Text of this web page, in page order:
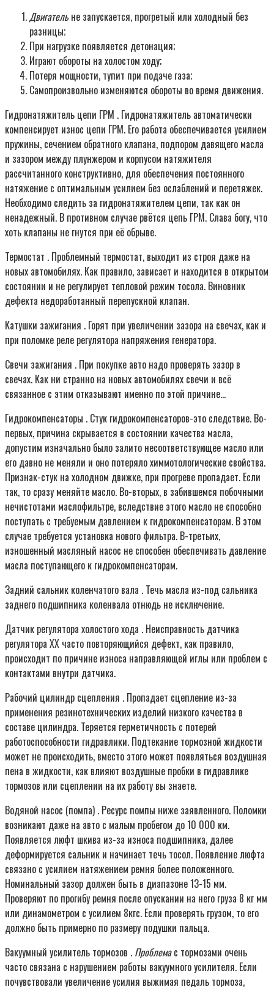
Двигательне запускается, прогретый или холодный без
разницы;
При нагрузке появляется детонация;
Играют обороты на холостом ходу;
Потеря мощности, тупит при подаче газа;
Самопроизвольно изменяются обороты во время движения.
Гидронатяжитель цепи ГРМ . Гидронатяжитель автоматически
компенсирует износ цепи ГРМ. Его работа обеспечивается усилием
пружины, сечением обратного клапана, подпором давящего масла
и зазором между плунжером и корпусом натяжителя
рассчитанного конструктивно, для обеспечения постоянного
натяжение с оптимальным усилием без ослаблений и перетяжек.
Необходимо следить за гидронатяжителем цепи, так как он
ненадежный. В противном случае рвётся цепь ГРМ. Слава богу, что
хоть клапаны не гнутся при её обрыве.
Термостат . Проблемный термостат, выходит из строя даже на
новых автомобилях. Как правило, зависает и находится в открытом
состоянии и не регулирует тепловой режим тосола. Виновник
дефекта недоработанный перепускной клапан.
Катушки зажигания . Горят при увеличении зазора на свечах, как и
при поломке реле регулятора напряжения генератора.
Свечи зажигания . При покупке авто надо проверять зазор в
свечах. Как ни странно на новых автомобилях свечи и всё
связанное с этим отказывают именно по этой причине…
Гидрокомпенсаторы . Стук гидрокомпенсаторов-это следствие. Во-
первых, причина скрывается в состоянии качества масла,
допустим изначально было залито несоответствующее масло или
его давно не меняли и оно потеряло химмотологические свойства.
Признак-стук на холодном движке, при прогреве пропадает. Если
так, то сразу меняйте масло. Во-вторых, в забившемся побочными
нечистотами маслофильтре, вследствие этого масло не способно
поступать с требуемым давлением к гидрокомпенсаторам. В этом
случае требуется установка нового фильтра. В-третьих,
изношенный масляный насос не способен обеспечивать давление
масла поступающего к гидрокомпенсаторам.
Задний сальник коленчатого вала . Течь масла из-под сальника
заднего подшипника коленвала отнюдь не исключение.
Датчик регулятора холостого хода . Неисправность датчика
регулятора ХХ часто повторяющийся дефект, как правило,
происходит по причине износа направляющей иглы или проблем с
контактами внутри датчика.
Рабочий цилиндр сцепления . Пропадает сцепление из-за
применения резинотехнических изделий низкого качества в
составе цилиндра. Теряется герметичность с потерей
работоспособности гидравлики. Подтекание тормозной жидкости
может не происходить, вместо этого может появляться воздушная
пена в жидкости, как влияют воздушные пробки в гидравлике
тормозов или сцеплении на их работу вы знаете.
Водяной насос (помпа) . Ресурс помпы ниже заявленного. Поломки
возникают даже на авто с малым пробегом до 10 000 км.
Появляется люфт шкива из-за износа подшипника, далее
деформируется сальник и начинает течь тосол. Появление люфта
связано с усилием натяжением ремня более положенного.
Номинальный зазор должен быть в диапазоне 13-15 мм.
Проверяют по прогибу ремня после опускании на него груза 8 кг мм
или динамометром с усилием 8кгс. Если проверять грузом, то его
должно быть примерно по размеру подушки пальца.
Вакуумный усилитель тормозов . Проблемас тормозами очень
часто связана с нарушением работы вакуумного усилителя. Если
почувствовали увеличение усилия выжимая педаль тормоза,